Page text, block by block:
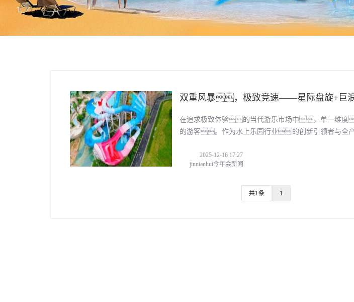
双重风暴，极致竞速——星际盘旋+巨
在追求极致体验的当代游乐市场中，单一维
的游客。作为水上乐园行业的创新引领者与全
「星际盘2025-12-16 17:27
jinnianhui今年会新闻
共1条 1